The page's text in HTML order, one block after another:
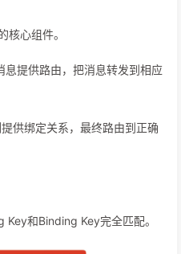
心组件。
提供路由，把消息转发到相应
供绑定关系，最终路由到正确
和Binding Key完全匹配。